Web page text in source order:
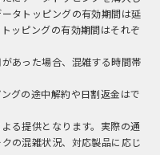
タトッピングの有効期間は延
ッピングの有効期間はそれぞ
あった場合、混雑する時間帯
グの途中解約や日割返金はで
る提供となります。実際の通
の混雑状況、対応製品に応じ